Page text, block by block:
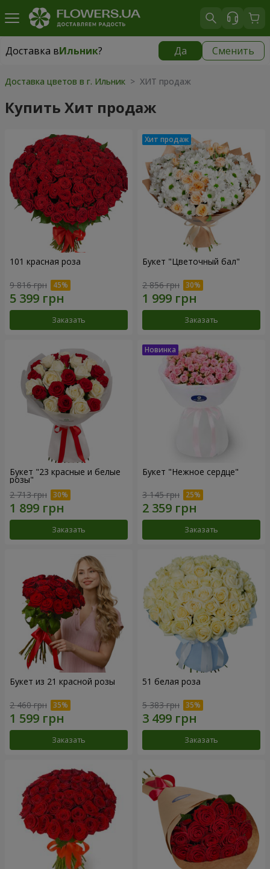
Доставка вИльник? Да Сменить
Доставка вИльник|
Доставка цветов в г. Ильник > ХИТ продаж
Купить Хит продаж
101 красная роза
9 816 грн
Заказать
Букет "Цветочный бал"
2 856 грн
Заказать
Букет "23 красные и белые
розы"
2 713 грн
Заказать
Букет "Нежное сердце"
3 145 грн
Заказать
Букет из 21 красной розы
2 460 грн
Заказать
51 белая роза
5 383 грн
Заказать